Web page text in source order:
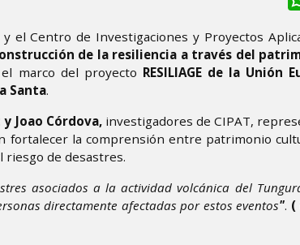
el Centro de Investigaciones y Proyectos
de la resiliencia a través del
marco del proyecto RESILIAGE de la Unión
Santa.
y Joao Córdova,investigadores de CIPAT,
fortalecer la comprensión entre patrimonio
riesgo de desastres.
asociados a la actividad volcánica del
directamente afectadas por estos eventos". (